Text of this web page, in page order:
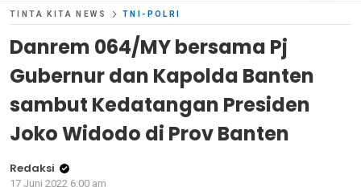
TINTA KITA NEWS TNI-POLRI
Danrem 064/MY bersama Pj
Gubernur dan Kapolda Banten
sambut Kedatangan Presiden
Joko Widodo di Prov Banten
Redaksi
17 Juni 2022 6:00 am